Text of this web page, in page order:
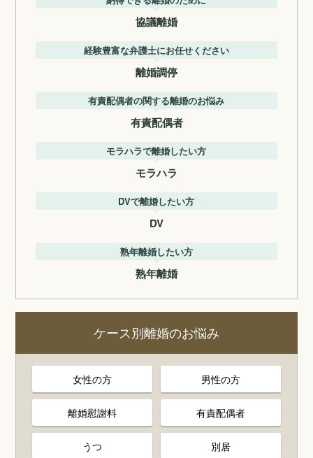
協議離婚
経験豊富な弁護士にお任せください
離婚調停
有責配偶者の関する離婚のお悩み
有責配偶者
モラハラで離婚したい方
モラハラ
DVで離婚したい方
DV
熟年離婚したい方
熟年離婚
ケース別離婚のお悩み
女性の方 男性の方
離婚慰謝料 有責配偶者
うつ 別居